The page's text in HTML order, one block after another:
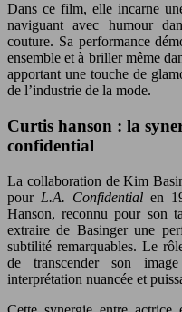
Dans ce film, elle incarne
naviguant avec humour
couture. Sa performance
ensemble et à briller même
apportant une touche de
de l’industrie de la mode.
Curtis hanson : la
confidential
La collaboration de Kim
pour L.A. Confidential en
Hanson, reconnu pour son
extraire de Basinger une
subtilité remarquables. Le
de transcender son
interprétation nuancée et